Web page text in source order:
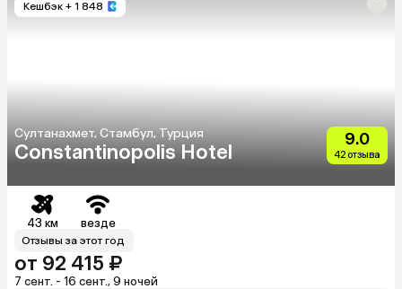
Кешбэк + 1 848
Султанахмет, Стамбул, Турция
Constantinopolis Hotel
9.0
42 отзыва
43 км везде
Отзывы за этот год
от 92 415 ₽
7 сент. - 16 сент., 9 ночей